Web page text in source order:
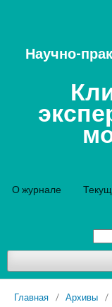
Научно-
О журнале
Главная / Архивы /